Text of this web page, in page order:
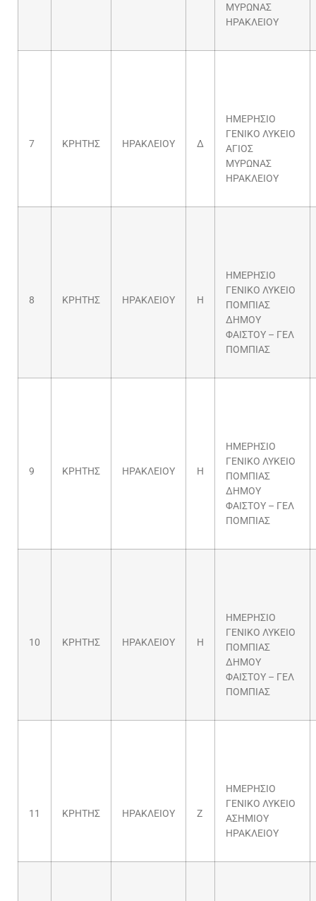
ΜΥΡΩΝΑΣ
ΗΡΑΚΛΕΙΟΥ
7 ΚΡΗΤΗΣ ΗΡΑΚΛΕΙΟΥ Δ
ΗΜΕΡΗΣΙΟ
ΓΕΝΙΚΟ ΛΥΚΕΙΟ
ΑΓΙΟΣ
ΜΥΡΩΝΑΣ
ΗΡΑΚΛΕΙΟΥ
8 ΚΡΗΤΗΣ ΗΡΑΚΛΕΙΟΥ Η
ΗΜΕΡΗΣΙΟ
ΓΕΝΙΚΟ ΛΥΚΕΙΟ
ΠΟΜΠΙΑΣ
ΔΗΜΟΥ
ΦΑΙΣΤΟΥ – ΓΕΛ
ΠΟΜΠΙΑΣ
9 ΚΡΗΤΗΣ ΗΡΑΚΛΕΙΟΥ Η
ΗΜΕΡΗΣΙΟ
ΓΕΝΙΚΟ ΛΥΚΕΙΟ
ΠΟΜΠΙΑΣ
ΔΗΜΟΥ
ΦΑΙΣΤΟΥ – ΓΕΛ
ΠΟΜΠΙΑΣ
10 ΚΡΗΤΗΣ ΗΡΑΚΛΕΙΟΥ Η
ΗΜΕΡΗΣΙΟ
ΓΕΝΙΚΟ ΛΥΚΕΙΟ
ΠΟΜΠΙΑΣ
ΔΗΜΟΥ
ΦΑΙΣΤΟΥ – ΓΕΛ
ΠΟΜΠΙΑΣ
11 ΚΡΗΤΗΣ ΗΡΑΚΛΕΙΟΥ Ζ
ΗΜΕΡΗΣΙΟ
ΓΕΝΙΚΟ ΛΥΚΕΙΟ
ΑΣΗΜΙΟΥ
ΗΡΑΚΛΕΙΟΥ